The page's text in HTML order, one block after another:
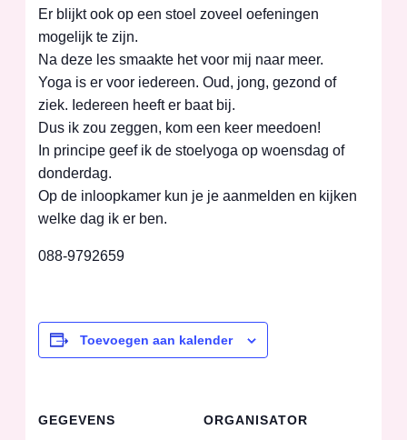
Er blijkt ook op een stoel zoveel oefeningen
mogelijk te zijn.
Na deze les smaakte het voor mij naar meer.
Yoga is er voor iedereen. Oud, jong, gezond of
ziek. Iedereen heeft er baat bij.
Dus ik zou zeggen, kom een keer meedoen!
In principe geef ik de stoelyoga op woensdag of
donderdag.
Op de inloopkamer kun je je aanmelden en kijken
welke dag ik er ben.
088-9792659
Toevoegen aan kalender
GEGEVENS
ORGANISATOR